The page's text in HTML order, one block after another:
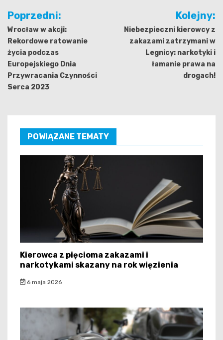
Nawigacja
wpisu
Poprzedni:
Wrocław w akcji:
Rekordowe ratowanie
życia podczas
Europejskiego Dnia
Przywracania Czynności
Serca 2023
Kolejny:
Niebezpieczni kierowcy z
zakazami zatrzymani w
Legnicy: narkotyki i
łamanie prawa na
drogach!
POWIĄZANE TEMATY
Kierowca z pięcioma zakazami i
narkotykami skazany na rok więzienia
6 maja 2026